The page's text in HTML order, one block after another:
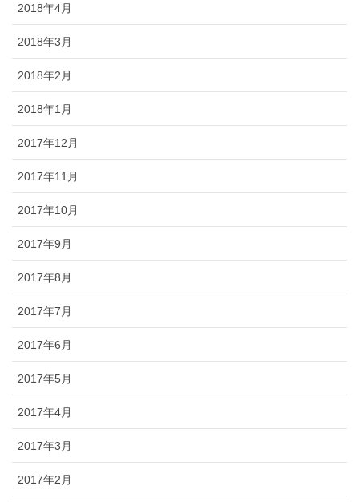
2018年4月
2018年3月
2018年2月
2018年1月
2017年12月
2017年11月
2017年10月
2017年9月
2017年8月
2017年7月
2017年6月
2017年5月
2017年4月
2017年3月
2017年2月